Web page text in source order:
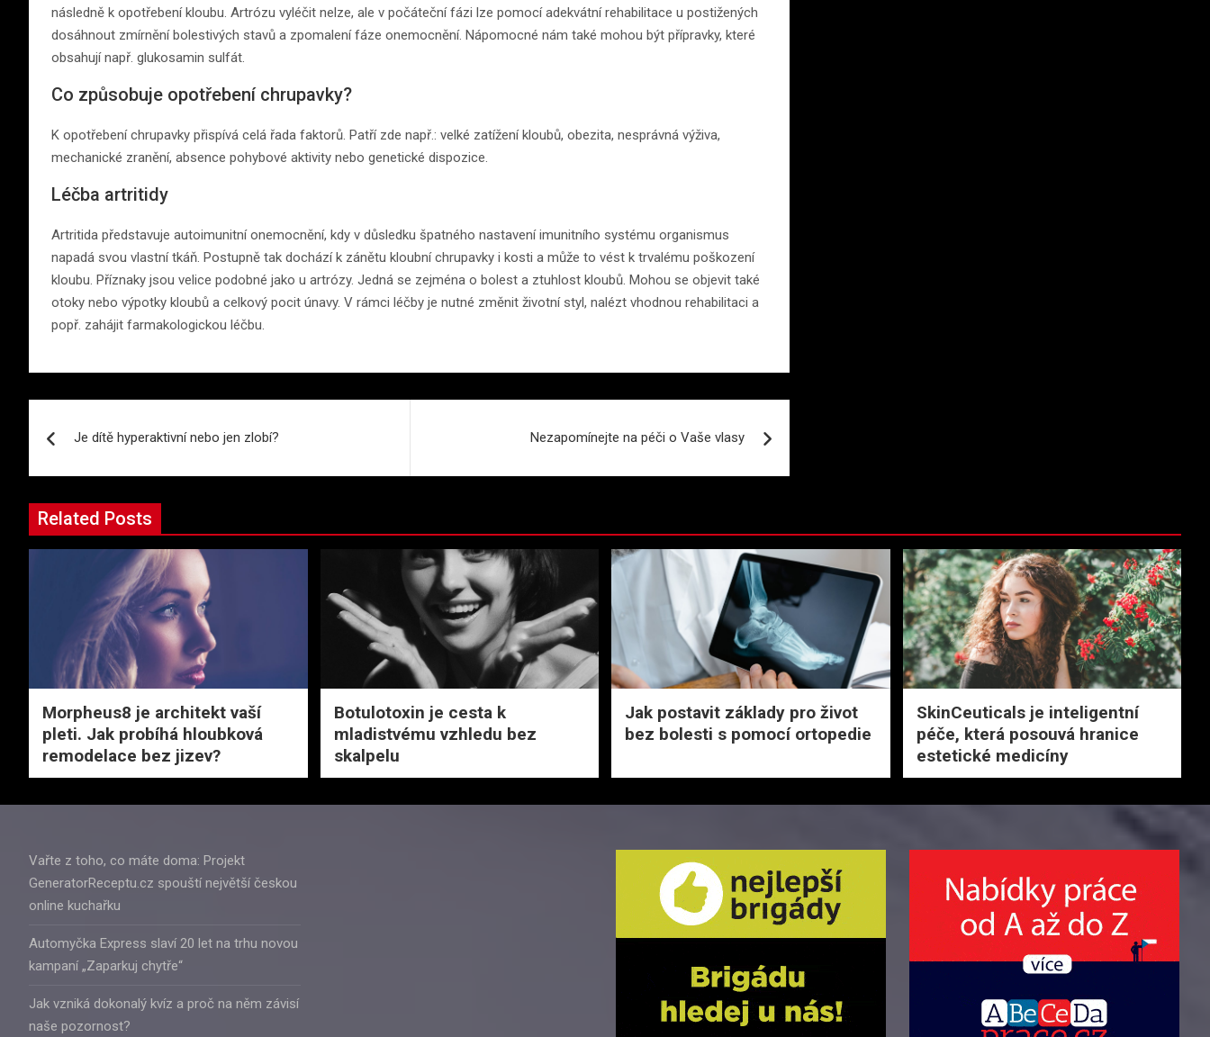
následně k opotřebení kloubu. Artrózu vyléčit nelze, ale v počáteční fázi lze pomocí adekvátní rehabilitace u postižených
dosáhnout zmírnění bolestivých stavů a zpomalení fáze onemocnění. Nápomocné nám také mohou být přípravky, které
obsahují např. glukosamin sulfát.
Co způsobuje opotřebení chrupavky?
K opotřebení chrupavky přispívá celá řada faktorů. Patří zde např.: velké zatížení kloubů, obezita, nesprávná výživa,
mechanické zranění, absence pohybové aktivity nebo genetické dispozice.
Léčba artritidy
Artritida představuje autoimunitní onemocnění, kdy v důsledku špatného nastavení imunitního systému organismus
napadá svou vlastní tkáň. Postupně tak dochází k zánětu kloubní chrupavky i kosti a může to vést k trvalému poškození
kloubu. Příznaky jsou velice podobné jako u artrózy. Jedná se zejména o bolest a ztuhlost kloubů. Mohou se objevit také
otoky nebo výpotky kloubů a celkový pocit únavy. V rámci léčby je nutné změnit životní styl, nalézt vhodnou rehabilitaci a
popř. zahájit farmakologickou léčbu.
pro
Je dítě hyperaktivní nebo jen zlobí? Nezapomínejte na péči o Vaše vlasy
Related Posts
Morpheus8 je architekt vaší
pleti. Jak probíhá hloubková
remodelace bez jizev?
Botulotoxin je cesta k
mladistvému vzhledu bez
skalpelu
Jak postavit základy pro život
bez bolesti s pomocí ortopedie
SkinCeuticals je inteligentní
péče, která posouvá hranice
estetické medicíny
Vařte z toho, co máte doma: Projekt
GeneratorReceptu.cz spouští největší českou
online kuchařku
Automyčka Express slaví 20 let na trhu novou
kampaní „Zaparkuj chytře“
Jak vzniká dokonalý kvíz a proč na něm závisí
naše pozornost?